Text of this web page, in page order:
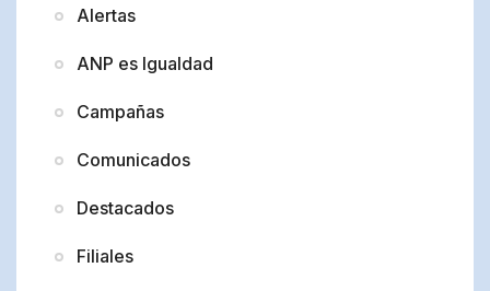
Alertas
ANP es Igualdad
Campañas
Comunicados
Destacados
Filiales